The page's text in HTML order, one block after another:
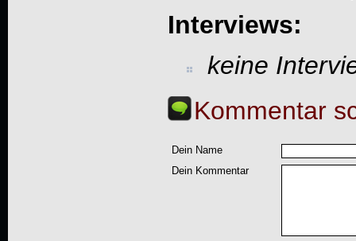
Interviews:
keine
Kommentar
Dein Name
Dein Kommentar